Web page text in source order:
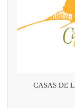
CASAS DE